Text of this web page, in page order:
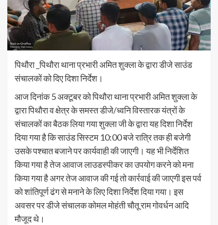
पिथौरा _पिथौरा थाना प्रभारी अमित शुक्ला के द्वारा डीजे साउंड
संचालकों को दिए दिशा निर्देश।
आज दिनांक 5 अक्टूबर को पिथौरा थाना प्रभारी अमित शुक्ला के
द्वारा पिथौरा व क्षेत्र के समस्त डीजे/ध्वनि विस्तारक यंत्रों के
संचालकों का बैठक लिया गया शुक्ला जी के द्वारा यह दिशा निर्देश
दिया गया है कि साउंड सिस्टम 10:00 बजे रात्रि तक ही बजेगी
उसके पश्चात बजाने पर कार्यवाही की जाएगी। यह भी निर्देशित
किया गया है तेज आवाज लाउडस्पीकर का उपयोग करने को मना
किया गया है अगर तेज आवाज की गई तो कार्रवाई की जाएगी इस पर्व
को शांतिपूर्ण ढंग से मनाने के लिए दिशा निर्देश दिया गया। इस
अवसर पर डीजे संचालक कोमल मोहंती चौतू राम गोवर्धन आदि
मौजूद थे।